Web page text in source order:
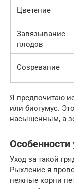
Цветение
Завязывание
плодов
Созревание
Я предпочитаю
или биогумус.
насыщенным, а
Уход за такой
Рыхление я
нежные корни